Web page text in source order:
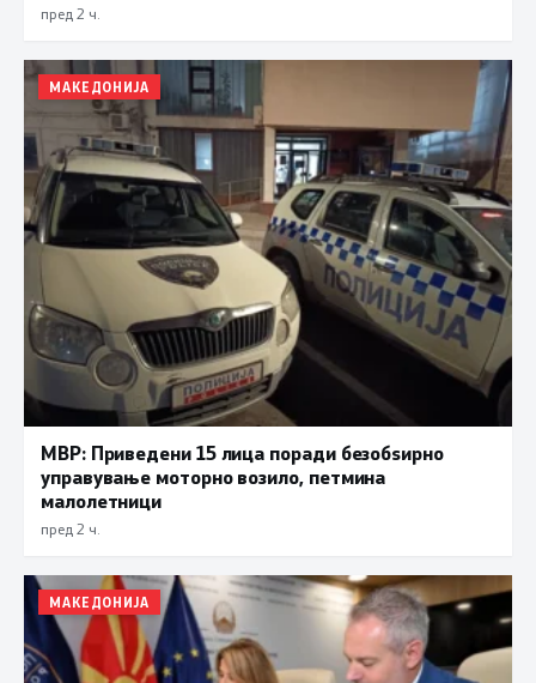
пред 2 ч.
МАКЕДОНИЈА
МВР: Приведени 15 лица поради безобѕирно
управување моторно возило, петмина
малолетници
пред 2 ч.
МАКЕДОНИЈА